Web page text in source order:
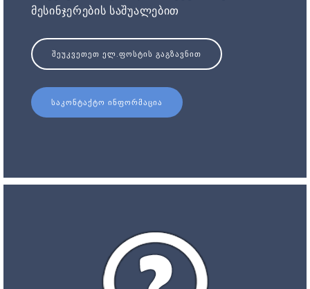
მესინჯერების საშუალებით
ᲨᲔᲣᲙᲕᲔᲗᲔᲗ ᲔᲚ.ᲤᲝᲡᲢᲘᲡ ᲒᲐᲒᲖᲐᲕᲜᲘᲗ
ᲡᲐᲙᲝᲜᲢᲐᲥᲢᲝ ᲘᲜᲤᲝᲠᲛᲐᲪᲘᲐ